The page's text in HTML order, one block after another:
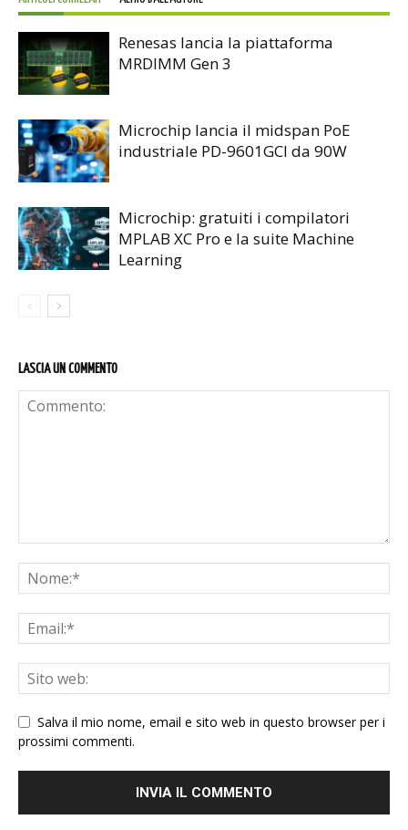
Renesas lancia la piattaforma
MRDIMM Gen 3
Microchip lancia il midspan PoE
industriale PD-9601GCI da 90W
Microchip: gratuiti i compilatori
MPLAB XC Pro e la suite Machine
Learning
LASCIA UN COMMENTO
Salva il mio nome, email e sito web in questo browser per i
prossimi commenti.